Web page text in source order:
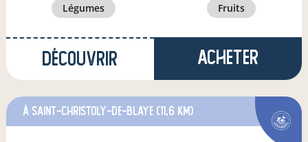
légumes fruits
Découvrir Acheter
à Saint-Christoly-de-Blaye (11,6 km)